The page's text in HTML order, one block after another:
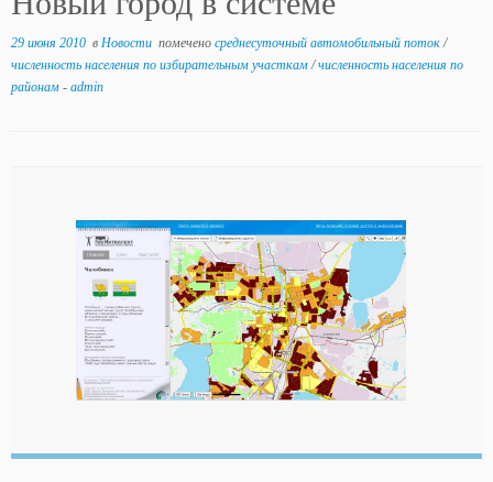
29 июня 2010 в Новости помечено среднесуточный автомобильный поток/
численность населения по избирательным участкам/численность населения по
районам - admin